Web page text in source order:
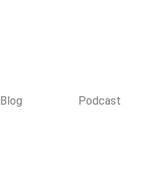
Blog Podcast